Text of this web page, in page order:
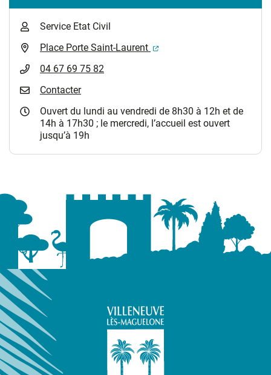
Service Etat Civil
Place Porte Saint-Laurent
(ouverture dans un
04 67 69 75 82
Contacter
Ouvert du lundi au vendredi de 8h30 à 12h et de
14h à 17h30 ; le mercredi, l’accueil est ouvert
jusqu’à 19h